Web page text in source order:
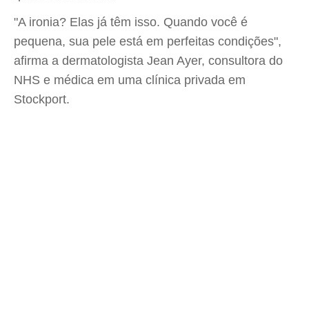
"A ironia? Elas já têm isso. Quando você é
pequena, sua pele está em perfeitas condições",
afirma a dermatologista Jean Ayer, consultora do
NHS e médica em uma clínica privada em
Stockport.